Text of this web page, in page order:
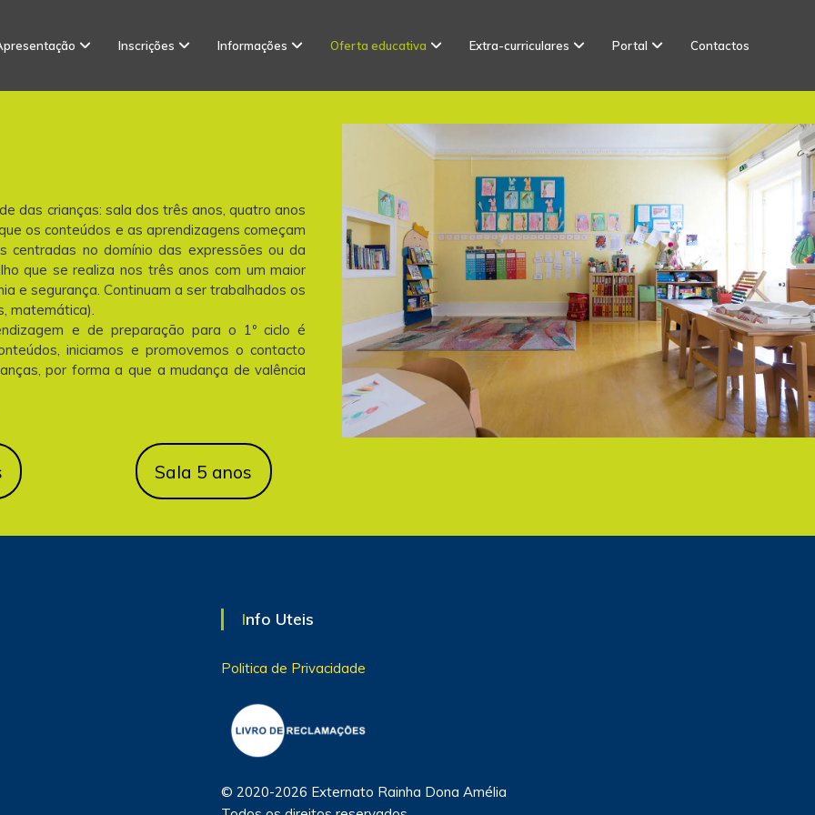
Inscrições Informações Oferta educativa Extra-curriculares Portal Contactos
das crianças: sala dos três anos, quatro anos
os conteúdos e as aprendizagens começam
no domínio das expressões ou da
que se realiza nos três anos com um maior
e segurança. Continuam a ser trabalhados os
matemática).
e de preparação para o 1º ciclo é
iniciamos e promovemos o contacto
por forma a que a mudança de valência
Sala 5 anos
Info Uteis
Politica de Privacidade
© 2020-2026 Externato Rainha Dona Amélia